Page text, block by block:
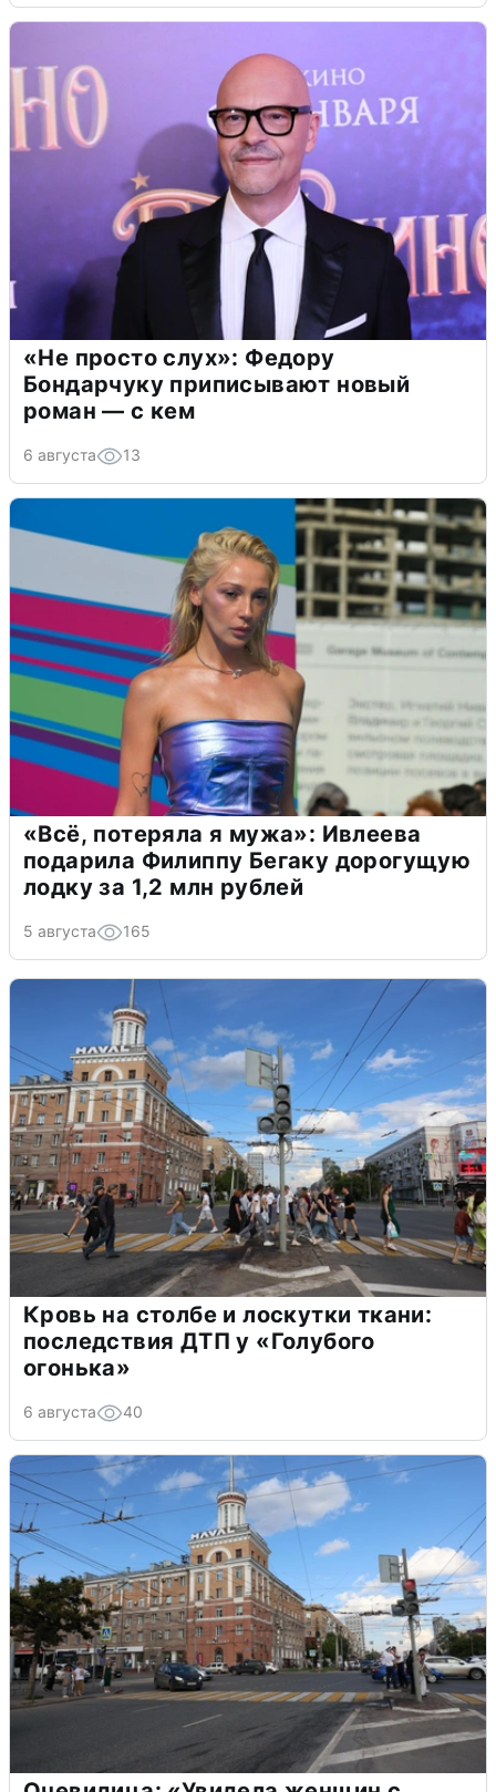
«Не просто слух»: Федору
Бондарчуку приписывают новый
роман — с кем
6 августа 13
«Всё, потеряла я мужа»: Ивлеева
подарила Филиппу Бегаку дорогущую
лодку за 1,2 млн рублей
5 августа 165
Кровь на столбе и лоскутки ткани:
последствия ДТП у «Голубого
огонька»
6 августа 40